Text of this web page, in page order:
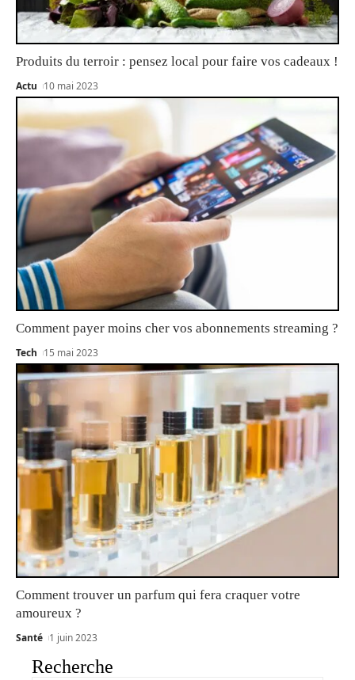
Produits du terroir : pensez local pour faire vos cadeaux !
Actu 10 mai 2023
Comment payer moins cher vos abonnements streaming ?
Tech 15 mai 2023
Comment trouver un parfum qui fera craquer votre
amoureux ?
Santé 1 juin 2023
Recherche